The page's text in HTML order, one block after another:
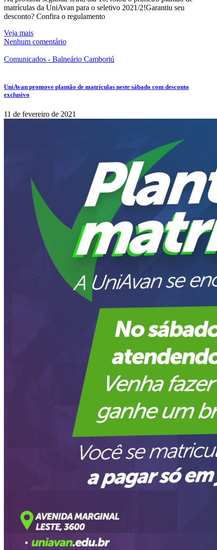
matrículas da UniAvan para o seletivo 2021/2!Garantiu seu
desconto? Confira o regulamento
Veja mais
Nenhum comentário
Comunicados - Balneário Camboriú
UniAvan promove plantão de matrículas neste sábado com desconto
exclusivo
11 de fevereiro de 2021